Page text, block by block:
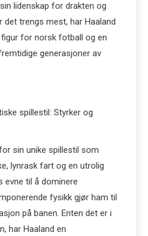
lidenskap for drakten og
det trengs mest, har Haaland
for norsk fotball og en
generasjoner av
spillestil: Styrker og
sin unike spillestil som
lynrask fart og en utrolig
evne til å dominere
fysikk gjør ham til
på banen. Enten det er i
har Haaland en